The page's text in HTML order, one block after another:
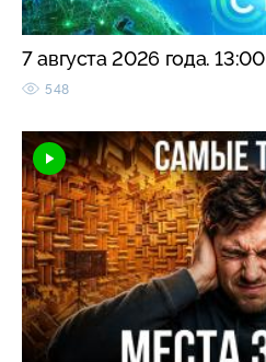
7 августа 2026 года. 13:00
548